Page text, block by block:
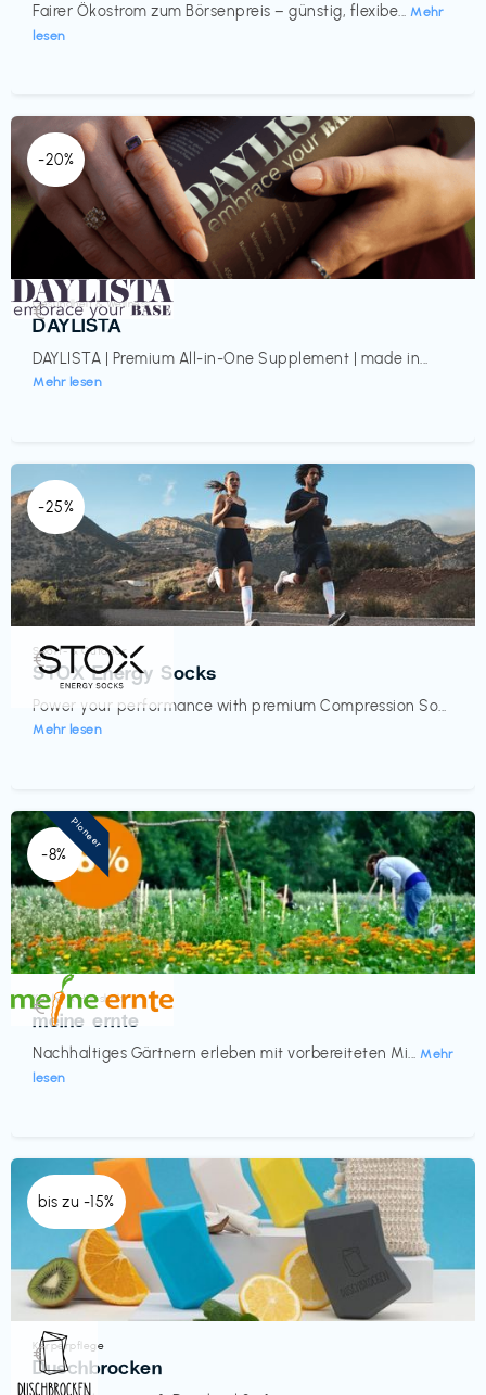
Fairer Ökostrom zum Börsenpreis – günstig, flexibe... Mehr
lesen
-20%
Gesundheit & Wellness
DAYLISTA
DAYLISTA | Premium All-in-One Supplement | made in...
Mehr lesen
€‎
-25%
Sport- & Outdoor
STOX Energy Socks
Power your performance with premium Compression So...
Mehr lesen
€‎
-8%
Küche & Haushalt
meine ernte
Nachhaltiges Gärtnern erleben mit vorbereiteten Mi... Mehr
lesen
€‎
Pioneer
bis zu -15%
Körperpflege
Duschbrocken
€‎